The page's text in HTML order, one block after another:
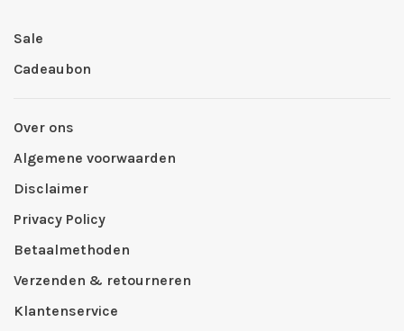
Sale
Cadeaubon
Over ons
Algemene voorwaarden
Disclaimer
Privacy Policy
Betaalmethoden
Verzenden & retourneren
Klantenservice